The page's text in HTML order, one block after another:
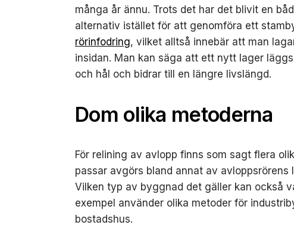
många år ännu. Trots det har det blivit en
alternativ istället för att genomföra ett
rörinfodring, vilket alltså innebär att man
insidan. Man kan säga att ett nytt lager
och hål och bidrar till en längre livslängd.
Dom olika metoderna
För relining av avlopp finns som sagt flera
passar avgörs bland annat av
Vilken typ av byggnad det gäller kan också
exempel använder olika metoder för
bostadshus.